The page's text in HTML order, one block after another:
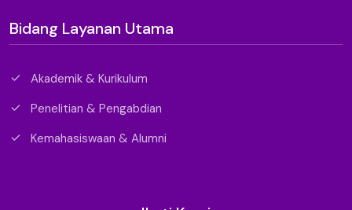
Bidang Layanan Utama
Akademik & Kurikulum
Penelitian & Pengabdian
Kemahasiswaan & Alumni